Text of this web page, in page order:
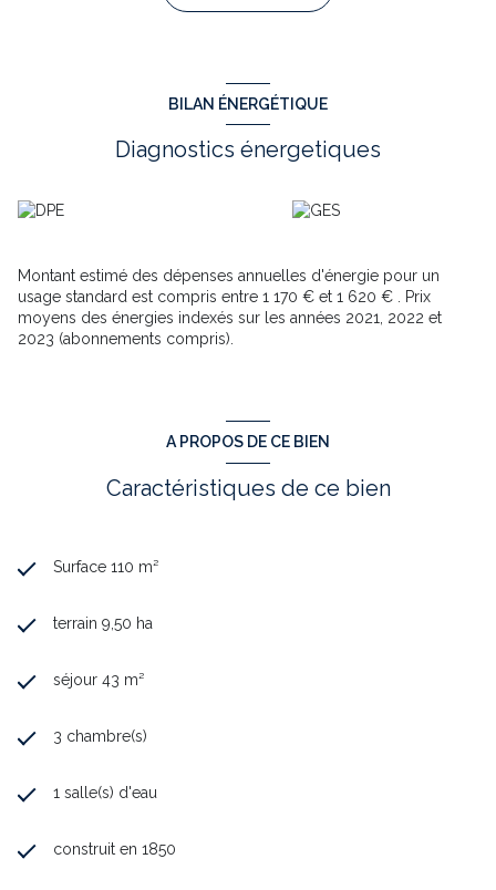
vie au vert. La propriété se compose également d’un garage et
Côté technique, des éléments essentiels ont déjà été sécurisés :
considérable pour envisager sereinement la suite. À proximité
des commodités, cette propriété allie parfaitement isolement
tel foncier sont aujourd’hui extrêmement recherchés. Une
opportunité à ne pas laisser passer – contactez-moi dès
70 Votre conseiller immobilier, à votre écoute pour vous
accompagner à chaque étape de votre projet. Annonce rédigée
sous la responsabilité éditoriale de Tony Pillier, immatriculé au
RSAC de Maillas sous le n° 839 947 082. Les informations sur
BILAN ÉNERGÉTIQUE
Diagnostics énergetiques
Montant estimé des dépenses annuelles d'énergie pour un
usage standard est compris entre 1 170 € et 1 620 € . Prix
moyens des énergies indexés sur les années 2021, 2022 et
2023 (abonnements compris).
A PROPOS DE CE BIEN
Caractéristiques de ce bien
Surface 110 m²
terrain 9,50 ha
séjour 43 m²
3 chambre(s)
1 salle(s) d'eau
construit en 1850